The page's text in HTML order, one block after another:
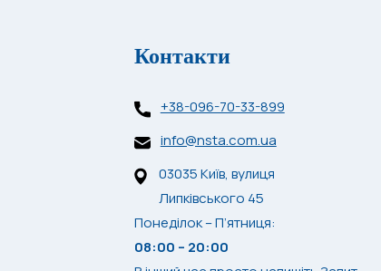
Контакти
+38-096-70-33-899
info@nsta.com.ua
03035 Київ, вулиця
Липківського 45
Понеділок – П’ятниця:
08:00 – 20:00